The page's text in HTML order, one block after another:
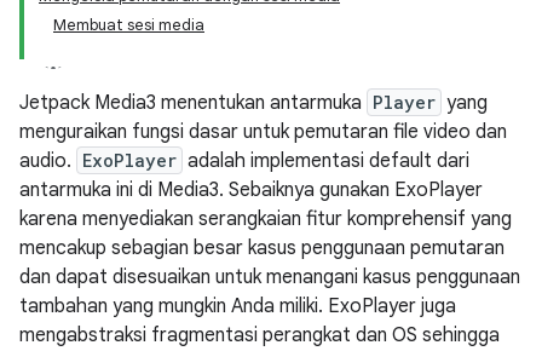
Membuat sesi media
Jetpack Media3 menentukan antarmuka Player yang
menguraikan fungsi dasar untuk pemutaran file video dan
audio. ExoPlayer adalah implementasi default dari
antarmuka ini di Media3. Sebaiknya gunakan ExoPlayer
karena menyediakan serangkaian fitur komprehensif yang
mencakup sebagian besar kasus penggunaan pemutaran
dan dapat disesuaikan untuk menangani kasus penggunaan
tambahan yang mungkin Anda miliki. ExoPlayer juga
mengabstraksi fragmentasi perangkat dan OS sehingga